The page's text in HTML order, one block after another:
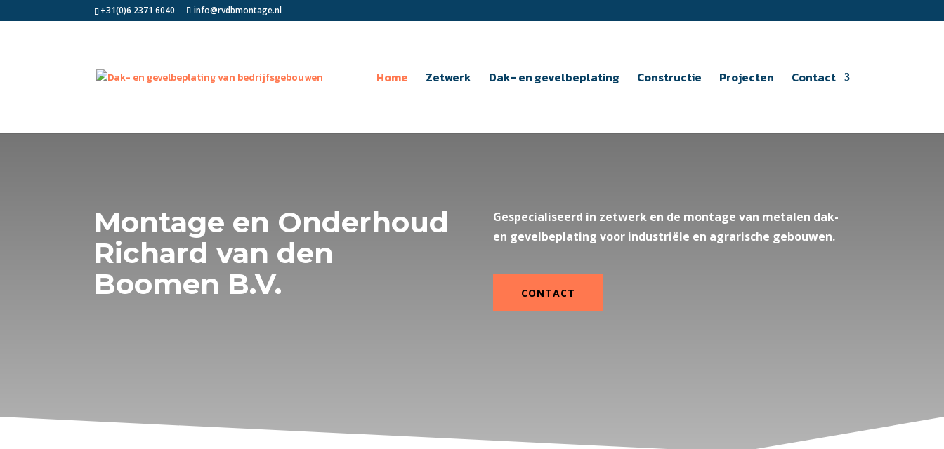
+31(0)6 2371 6040 info@rvdbmontage.nl
Home Zetwerk Dak- en gevelbeplating Constructie Projecten Contact
Montage en Onderhoud
Richard van den
Boomen B.V.
Gespecialiseerd in zetwerk en de montage van metalen dak-
en gevelbeplating voor industriële en agrarische gebouwen.
CONTACT